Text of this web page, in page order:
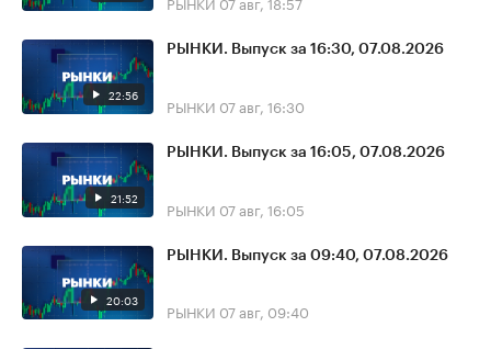
22:56
РЫНКИ. Выпуск за 16:30, 07.08.2026
РЫНКИ 07 авг, 16:30
21:52
РЫНКИ. Выпуск за 16:05, 07.08.2026
РЫНКИ 07 авг, 16:05
20:03
РЫНКИ. Выпуск за 09:40, 07.08.2026
РЫНКИ 07 авг, 09:40